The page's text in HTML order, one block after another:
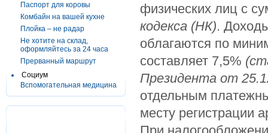
Паспорт для коровы
Комбайн на вашей кухне
Плойка – не радар
Не хотите на склад,
оформляйтесь за 24 часа
Прерванный маршрут
Социум
Вспомогательная медицина
физических лиц с
кодекса (НК).
облагаются по
составляет 7,5%
Президента от
отдельным
месту регистрации